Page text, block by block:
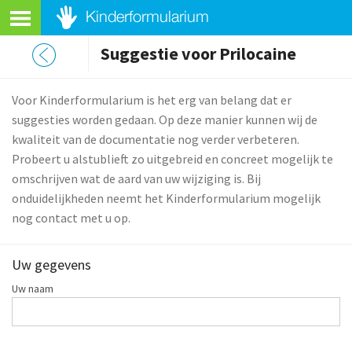
Suggestie voor Prilocaine
Voor Kinderformularium is het erg van belang dat er
suggesties worden gedaan. Op deze manier kunnen wij de
kwaliteit van de documentatie nog verder verbeteren.
Probeert u alstublieft zo uitgebreid en concreet mogelijk te
omschrijven wat de aard van uw wijziging is. Bij
onduidelijkheden neemt het Kinderformularium mogelijk
nog contact met u op.
Uw gegevens
Uw naam